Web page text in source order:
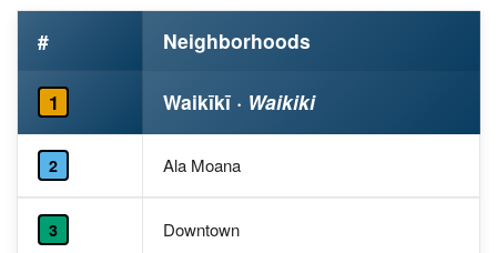
# Neighborhoods
1 Waikīkī · Waikiki
2 Ala Moana
3 Downtown